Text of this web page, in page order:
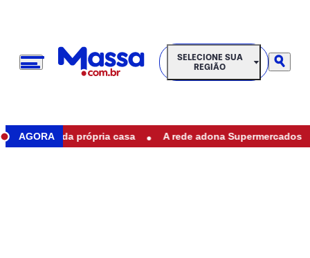
SELECIONE SUA REGIÃO
SELECIONE SUA
REGIÃO
AGORA
frente da própria casa • A rede adona Supermercados